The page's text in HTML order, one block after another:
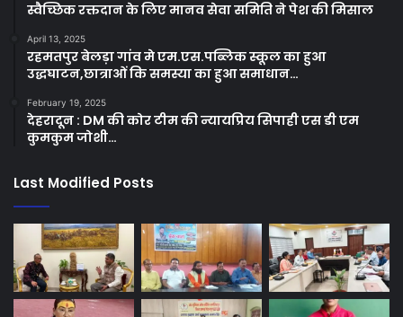
स्वैच्छिक रक्तदान के लिए मानव सेवा समिति ने पेश की मिसाल
April 13, 2025
रहमतपुर बेलड़ा गांव मे एम.एस.पब्लिक स्कूल का हुआ
उद्धघाटन,छात्राओं कि समस्या का हुआ समाधान…
February 19, 2025
देहरादून : DM की कोर टीम की न्यायप्रिय सिपाही एस डी एम
कुमकुम जोशी…
Last Modified Posts